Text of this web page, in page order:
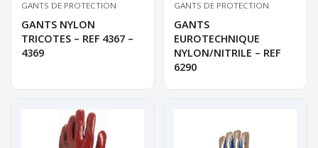
GANTS DE PROTECTION
GANTS NYLON
TRICOTES – REF 4367 –
4369
GANTS DE PROTECTION
GANTS
EUROTECHNIQUE
NYLON/NITRILE – REF
6290